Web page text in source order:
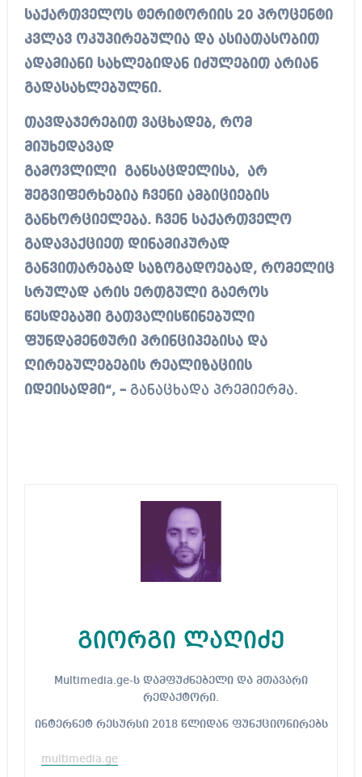
საქართველოს ტერიტორიის 20 პროცენტი
კვლავ ოკუპირებულია და ასიათასობით
ადამიანი სახლებიდან იძულებით არიან
გადასახლებულნი.
თავდაჯერებით ვაცხადებ, რომ
მიუხედავად
გამოვლილი განსაცდელისა, არ
შეგვიფერხებია ჩვენი ამბიციების
განხორციელება. ჩვენ საქართველო
გადავაქციეთ დინამიკურად
განვითარებად საზოგადოებად, რომელიც
სრულად არის ერთგული გაეროს
წესდებაში გათვალისწინებული
ფუნდამენტური პრინციპებისა და
ღირებულებების რეალიზაციის
იდეისადმი“, –განაცხადა პრემიერმა.
გიორგი ლაღიძე
Multimedia.ge-ს დამფუძნებელი და მთავარი
რედაქტორი.
ინტერნეტ რესურსი 2018 წლიდან ფუნქციონირებს
multimedia.ge